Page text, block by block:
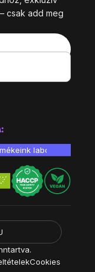
csak add meg
Cookies